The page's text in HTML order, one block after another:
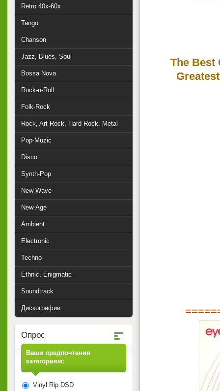
The Best
Retro 40x-60x
Tango
Chanson
Jazz, Blues, Soul
Bossa Nova
Rock-n-Roll
Folk-Rock
Rock, Art-Rock, Hard-Rock, Metal
Pop-Muzic
Disco
Synth-Pop
New-Wave
New-Age
Ambient
Electronic
Techno
Ethnic, Enigmatic
Soundtrack
Дискографии
Опрос
Ваши предпочтения
категориям:
Vinyl Rip DSD